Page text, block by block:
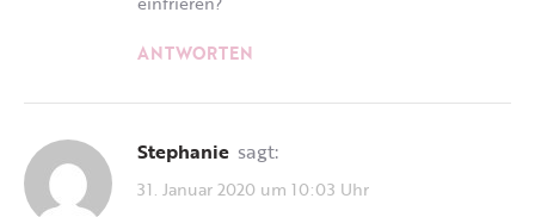
ANTWORTEN
Stephanie sagt:
31. Januar 2020 um 10:03 Uhr